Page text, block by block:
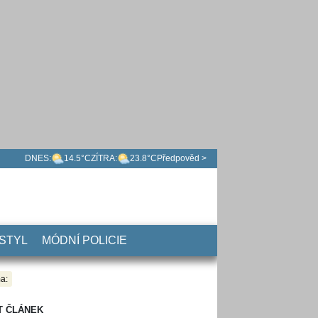
DNES: 14.5°CZÍTRA: 23.8°C Předpověd >
MÓDNÍ POLICIE
ČLÁNEK